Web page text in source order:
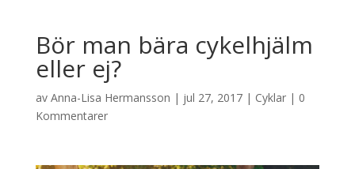
Bör man bära cykelhjälm
eller ej?
av Anna-Lisa Hermansson | jul 27, 2017| Cyklar| 0
Kommentarer